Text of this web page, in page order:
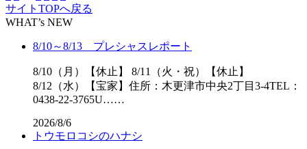
サイトTOPへ戻る
WHAT’s NEW
8/10～8/13 プレシャスレポート
8/10（月）【休止】 8/11（火・祝）【休止】
8/12（水）【宝家】住所：木更津市中央2丁目3-4TEL：
0438-22-3765U……
2026/8/6
トウモロコシのハナシ